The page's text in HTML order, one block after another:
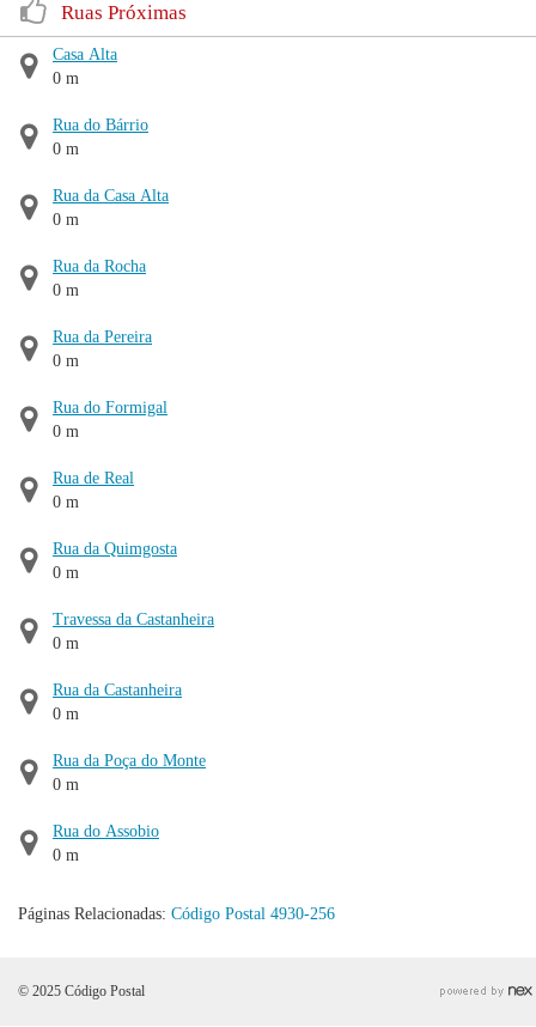
Ruas Próximas
Casa Alta
0 m
Rua do Bárrio
0 m
Rua da Casa Alta
0 m
Rua da Rocha
0 m
Rua da Pereira
0 m
Rua do Formigal
0 m
Rua de Real
0 m
Rua da Quimgosta
0 m
Travessa da Castanheira
0 m
Rua da Castanheira
0 m
Rua da Poça do Monte
0 m
Rua do Assobio
0 m
Páginas Relacionadas: Código Postal 4930-256
© 2025 Código Postal